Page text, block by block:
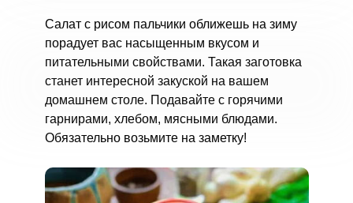
Салат с рисом пальчики оближешь на зиму
порадует вас насыщенным вкусом и
питательными свойствами. Такая заготовка
станет интересной закуской на вашем
домашнем столе. Подавайте с горячими
гарнирами, хлебом, мясными блюдами.
Обязательно возьмите на заметку!